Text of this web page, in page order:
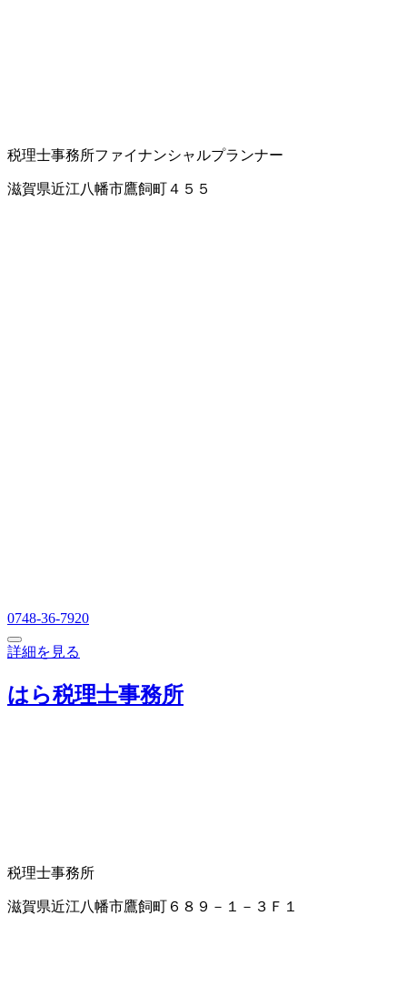
税理士事務所ファイナンシャルプランナー
滋賀県近江八幡市鷹飼町４５５
0748-36-7920
詳細を見る
はら税理士事務所
税理士事務所
滋賀県近江八幡市鷹飼町６８９－１－３Ｆ１